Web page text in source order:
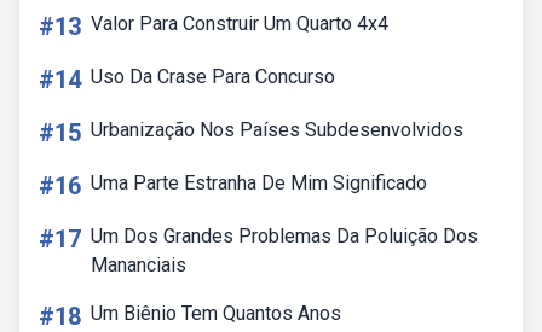
#13 Valor Para Construir Um Quarto 4x4
#14 Uso Da Crase Para Concurso
#15 Urbanização Nos Países Subdesenvolvidos
#16 Uma Parte Estranha De Mim Significado
#17 Um Dos Grandes Problemas Da Poluição Dos
Mananciais
#18 Um Biênio Tem Quantos Anos